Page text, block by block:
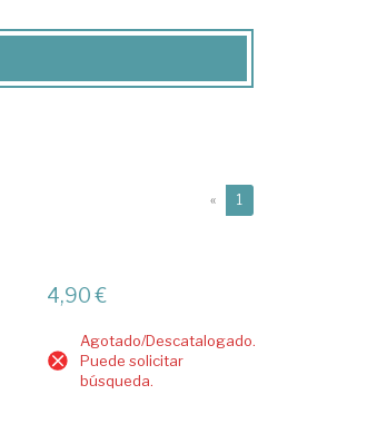
« 1
4,90 €
Agotado/Descatalogado.
Puede solicitar
búsqueda.